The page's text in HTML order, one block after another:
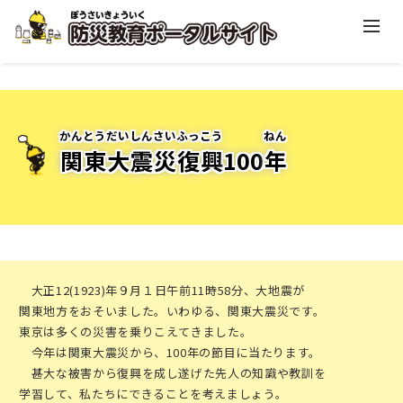
関東大震災復興
かんとうだいしんさいふっこう
100年
ねん
大正12(1923)年９月１日午前11時58分、大地震が
関東地方をおそいました。いわゆる、関東大震災です。
東京は多くの災害を乗りこえてきました。
今年は関東大震災から、100年の節目に当たります。
甚大な被害から復興を成し遂げた先人の知識や教訓を
学習して、私たちにできることを考えましょう。